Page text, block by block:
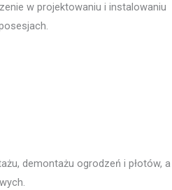
w projektowaniu i instalowaniu
demontażu ogrodzeń i płotów, a